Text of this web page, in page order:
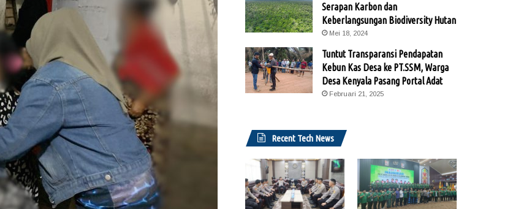
Serapan Karbon dan
Keberlangsungan Biodiversity Hutan
Mei 18, 2024
Tuntut Transparansi Pendapatan
Kebun Kas Desa ke PT.SSM, Warga
Desa Kenyala Pasang Portal Adat
Februari 21, 2025
Recent Tech News